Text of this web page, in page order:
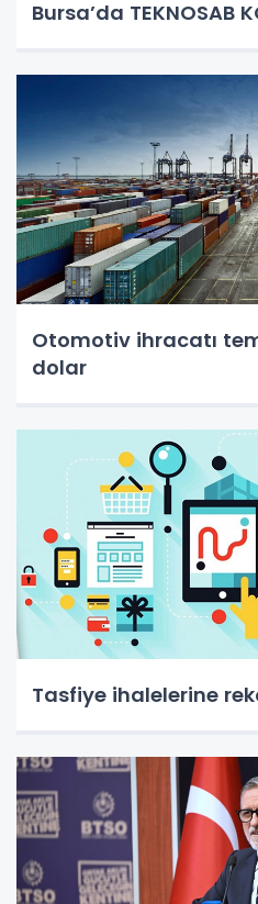
Bursa’da TEKNOSAB
Otomotiv ihracatı
dolar
Tasfiye ihalelerine